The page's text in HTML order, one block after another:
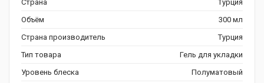
Страна
Турция
Объём
300 мл
Страна производитель
Турция
Тип товара
Гель для укладки
Уровень блеска
Полуматовый